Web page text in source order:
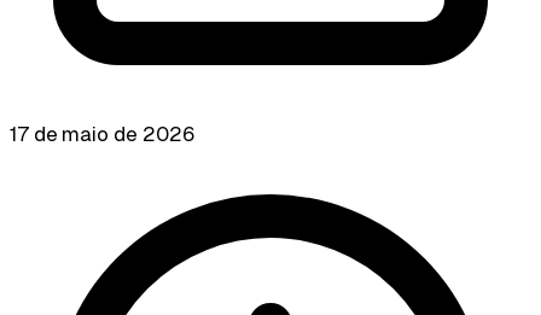
17 de maio de 2026